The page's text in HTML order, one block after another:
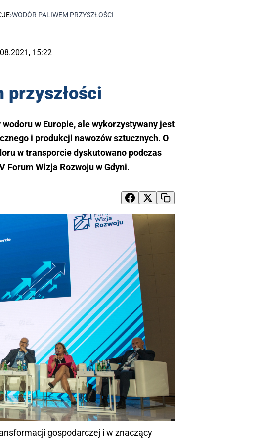
›WODÓR PALIWEM PRZYSZŁOŚCI
15:22
przyszłości
w Europie, ale wykorzystywany jest
i produkcji nawozów sztucznych. O
w transporcie dyskutowano podczas
Forum Wizja Rozwoju w Gdyni.
gospodarczej i w znaczący